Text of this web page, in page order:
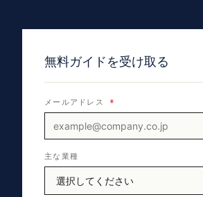
無料ガイドを受け取る
メールアドレス *
主な業種